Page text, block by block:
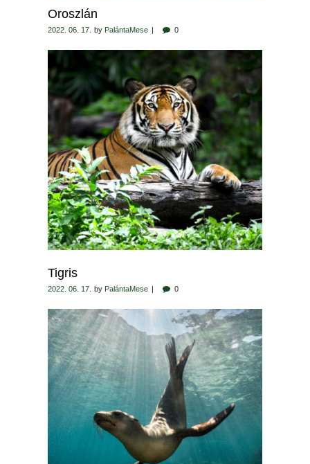
Oroszlán
2022. 06. 17. by PalántaMese 0
Tigris
2022. 06. 17. by PalántaMese 0